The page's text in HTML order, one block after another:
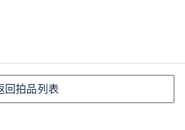
回拍品列表